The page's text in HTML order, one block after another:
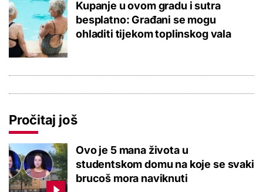
Kupanje u ovom gradu i sutra
besplatno: Građani se mogu
ohladiti tijekom toplinskog vala
Pročitaj još
Ovo je 5 mana života u
studentskom domu na koje se svaki
brucoš mora naviknuti